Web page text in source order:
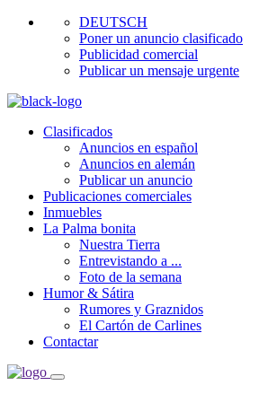
DEUTSCH
Poner un anuncio clasificado
Publicidad comercial
Publicar un mensaje urgente
Clasificados
Anuncios en español
Anuncios en alemán
Publicar un anuncio
Publicaciones comerciales
Inmuebles
La Palma bonita
Nuestra Tierra
Entrevistando a ...
Foto de la semana
Humor & Sátira
Rumores y Graznidos
El Cartón de Carlines
Contactar